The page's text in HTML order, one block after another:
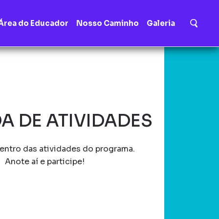
do Educador Nosso Caminho Galeria
DE ATIVIDADES
das atividades do programa.
Anote aí e participe!